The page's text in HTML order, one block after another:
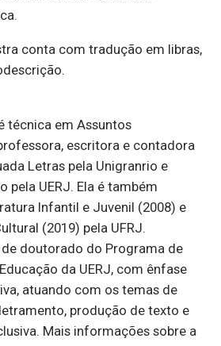
conta com tradução em libras,
técnica em Assuntos
escritora e contadora
Letras pela Unigranrio e
pela UERJ. Ela é também
Infantil e Juvenil (2008) e
(2019) pela UFRJ.
doutorado do Programa de
da UERJ, com ênfase
atuando com os temas de
produção de texto e
Mais informações sobre a